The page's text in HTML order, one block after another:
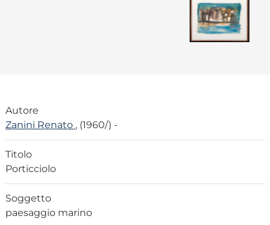
Autore
Zanini Renato , (1960/) -
Titolo
Porticciolo
Soggetto
paesaggio marino